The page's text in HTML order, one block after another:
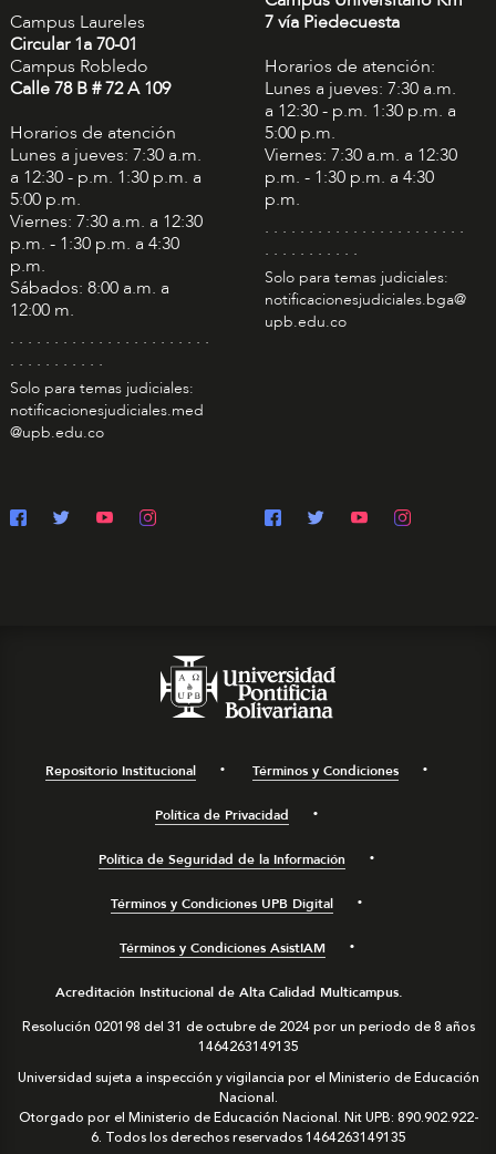
Campus Laureles
Circular 1a 70-01
Campus Robledo
Calle 78 B # 72 A 109
Horarios de atención
Lunes a jueves: 7:30 a.m.
a 12:30 - p.m. 1:30 p.m. a
5:00 p.m.
Viernes: 7:30 a.m. a 12:30
p.m. - 1:30 p.m. a 4:30
p.m.
Sábados: 8:00 a.m. a
12:00 m.
. . . . . . . . . . . . . . . . . . . . . . .
. . . . . . . . . . .
Solo para temas judiciales:
notificacionesjudiciales.med
@upb.edu.co
7 vía Piedecuesta
Horarios de atención:
Lunes a jueves: 7:30 a.m.
a 12:30 - p.m. 1:30 p.m. a
5:00 p.m.
Viernes: 7:30 a.m. a 12:30
p.m. - 1:30 p.m. a 4:30
p.m.
. . . . . . . . . . . . . . . . . . . . . . .
. . . . . . . . . . .
Solo para temas judiciales:
notificacionesjudiciales.bga@
upb.edu.co
Repositorio Institucional Términos y Condiciones
Política de Privacidad
Política de Seguridad de la Información
Términos y Condiciones UPB Digital
Términos y Condiciones AsistIAM
Acreditación Institucional de Alta Calidad Multicampus.
Resolución 020198 del 31 de octubre de 2024 por un periodo de 8 años
1464263149135
Universidad sujeta a inspección y vigilancia por el Ministerio de Educación
Nacional.
Otorgado por el Ministerio de Educación Nacional. Nit UPB: 890.902.922-
6. Todos los derechos reservados1464263149135